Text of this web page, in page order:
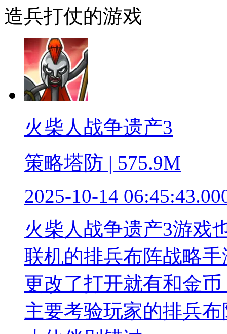
造兵打仗的游戏
火柴人战争遗产3
策略塔防 | 575.9M
2025-10-14
火柴人战争遗产3游戏
联机的排兵布阵战略
更改了打开就有和金
主要考验玩家的排兵